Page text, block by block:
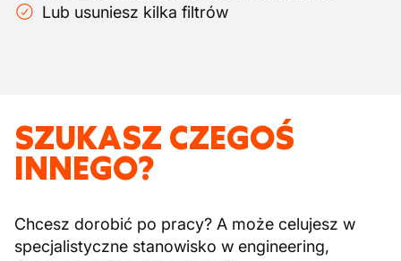
Lub usuniesz kilka filtrów
SZUKASZ CZEGOŚ
INNEGO?
Chcesz dorobić po pracy? A może celujesz w
specjalistyczne stanowisko w engineering,